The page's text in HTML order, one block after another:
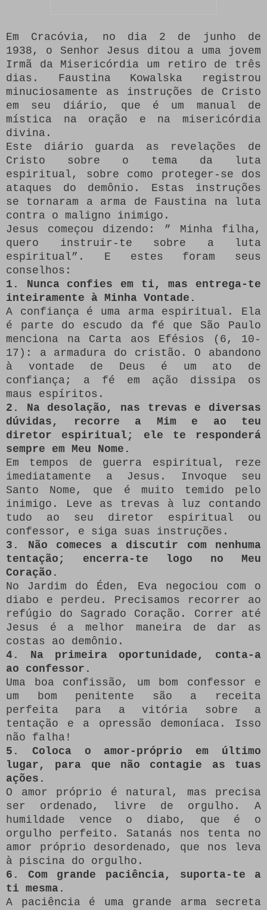
Em Cracóvia, no dia 2 de junho de
1938, o Senhor Jesus ditou a uma jovem
Irmã da Misericórdia um retiro de três
dias. Faustina Kowalska registrou
minuciosamente as instruções de Cristo
em seu diário, que é um manual de
mística na oração e na misericórdia
divina.
Este diário guarda as revelações de
Cristo sobre o tema da luta
espiritual, sobre como proteger-se dos
ataques do demônio. Estas instruções
se tornaram a arma de Faustina na luta
contra o maligno inimigo.
Jesus começou dizendo: ” Minha filha,
quero instruir-te sobre a luta
espiritual”. E estes foram seus
conselhos:
1. Nunca confies em ti, mas entrega-te
inteiramente à Minha Vontade.
A confiança é uma arma espiritual. Ela
é parte do escudo da fé que São Paulo
menciona na Carta aos Efésios (6, 10-
17): a armadura do cristão. O abandono
à vontade de Deus é um ato de
confiança; a fé em ação dissipa os
maus espíritos.
2. Na desolação, nas trevas e diversas
dúvidas, recorre a Mim e ao teu
diretor espiritual; ele te responderá
sempre em Meu Nome.
Em tempos de guerra espiritual, reze
imediatamente a Jesus. Invoque seu
Santo Nome, que é muito temido pelo
inimigo. Leve as trevas à luz contando
tudo ao seu diretor espiritual ou
confessor, e siga suas instruções.
3. Não comeces a discutir com nenhuma
tentação; encerra-te logo no Meu
Coração.
No Jardim do Éden, Eva negociou com o
diabo e perdeu. Precisamos recorrer ao
refúgio do Sagrado Coração. Correr até
Jesus é a melhor maneira de dar as
costas ao demônio.
4. Na primeira oportunidade, conta-a
ao confessor.
Uma boa confissão, um bom confessor e
um bom penitente são a receita
perfeita para a vitória sobre a
tentação e a opressão demoníaca. Isso
não falha!
5. Coloca o amor-próprio em último
lugar, para que não contagie as tuas
ações.
O amor próprio é natural, mas precisa
ser ordenado, livre de orgulho. A
humildade vence o diabo, que é o
orgulho perfeito. Satanás nos tenta no
amor próprio desordenado, que nos leva
à piscina do orgulho.
6. Com grande paciência, suporta-te a
ti mesma.
A paciência é uma grande arma secreta